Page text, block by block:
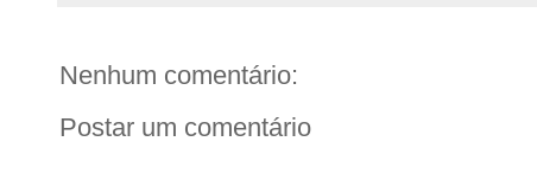
Nenhum comentário:
Postar um comentário